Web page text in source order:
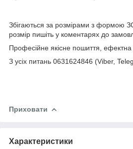
Збігаються за розмірами з формою
розмір пишіть у коментарях до
Професійне якісне пошиття, ефектна
З усіх питань 0631624846 (Viber,
Приховати
Характеристики